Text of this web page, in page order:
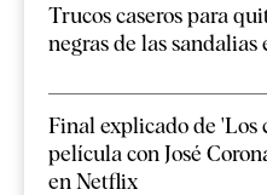
Trucos caseros para
negras de las sandalias
Final explicado de 'Los
película con José
en Netflix